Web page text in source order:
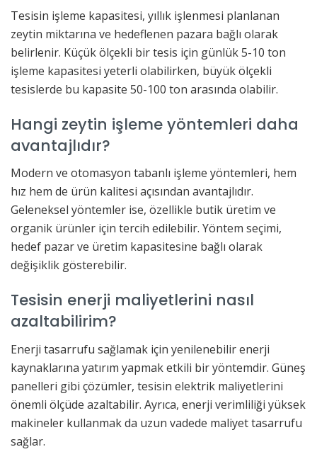
Tesisin işleme kapasitesi, yıllık işlenmesi planlanan
zeytin miktarına ve hedeflenen pazara bağlı olarak
belirlenir. Küçük ölçekli bir tesis için günlük 5-10 ton
işleme kapasitesi yeterli olabilirken, büyük ölçekli
tesislerde bu kapasite 50-100 ton arasında olabilir.
Hangi zeytin işleme yöntemleri daha
avantajlıdır?
Modern ve otomasyon tabanlı işleme yöntemleri, hem
hız hem de ürün kalitesi açısından avantajlıdır.
Geleneksel yöntemler ise, özellikle butik üretim ve
organik ürünler için tercih edilebilir. Yöntem seçimi,
hedef pazar ve üretim kapasitesine bağlı olarak
değişiklik gösterebilir.
Tesisin enerji maliyetlerini nasıl
azaltabilirim?
Enerji tasarrufu sağlamak için yenilenebilir enerji
kaynaklarına yatırım yapmak etkili bir yöntemdir. Güneş
panelleri gibi çözümler, tesisin elektrik maliyetlerini
önemli ölçüde azaltabilir. Ayrıca, enerji verimliliği yüksek
makineler kullanmak da uzun vadede maliyet tasarrufu
sağlar.